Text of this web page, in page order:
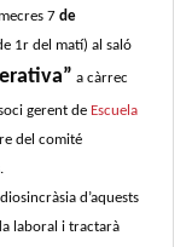
7 de
1r del matí) al saló
a càrrec
gerent de Escuela
del comité
d’aquests
laboral i tractarà